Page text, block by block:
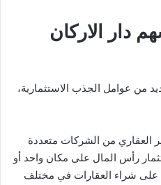
دار الاركان
من عوامل الجذب الاستثمارية،
العقاري من الشركات متعددة
رأس المال على مكان واحد أو
شراء العقارات في مختلف